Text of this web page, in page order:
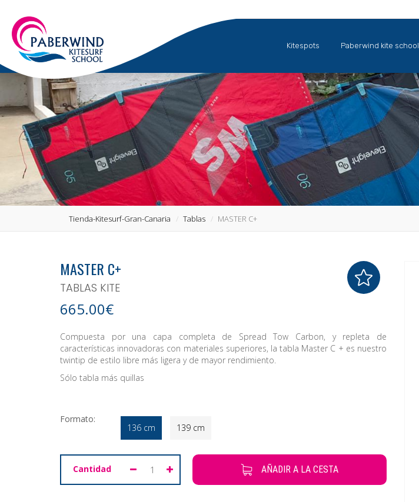
Kitespots Paberwind kite school
Tienda-Kitesurf-Gran-Canaria Tablas MASTER C+
MASTER C+
TABLAS KITE
665.00€
Compuesta por una capa completa de Spread Tow Carbon, y repleta de
características innovadoras con materiales superiores, la tabla Master C + es nuestro
twintip de estilo libre más ligera y de mayor rendimiento.
Sólo tabla más quillas
Formato:
136 cm 139 cm
Cantidad AÑADIR A LA CESTA
FAVORITOS